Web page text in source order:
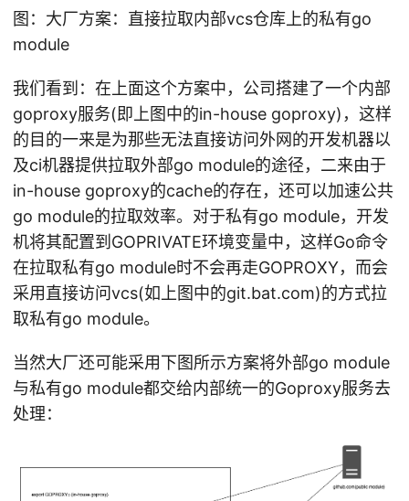
图：大厂方案：直接拉取内部vcs仓库上的私有go
module
我们看到：在上面这个方案中，公司搭建了一个内部
goproxy服务(即上图中的in-house goproxy)，这样
的目的一来是为那些无法直接访问外网的开发机器以
及ci机器提供拉取外部go module的途径，二来由于
in-house goproxy的cache的存在，还可以加速公共
go module的拉取效率。对于私有go module，开发
机将其配置到GOPRIVATE环境变量中，这样Go命令
在拉取私有go module时不会再走GOPROXY，而会
采用直接访问vcs(如上图中的git.bat.com)的方式拉
取私有go module。
当然大厂还可能采用下图所示方案将外部go module
与私有go module都交给内部统一的Goproxy服务去
处理：